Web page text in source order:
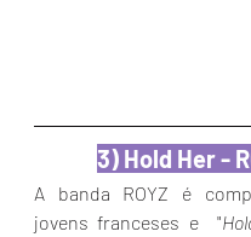
3) Hold Her -
A banda ROYZ é
jovens franceses e  "